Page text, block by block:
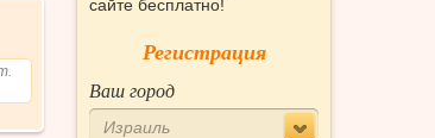
сайте бесплатно!
Регистрация
Ваш город
Израиль